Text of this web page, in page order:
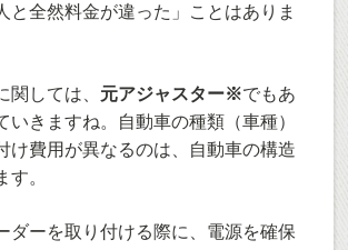
と全然料金が違った」ことはありま
関しては、 元アジャスター※でもあ
いきますね。自動車の種類（車種）
け費用が異なるのは、自動車の構造
す。
ダーを取り付ける際に、電源を確保